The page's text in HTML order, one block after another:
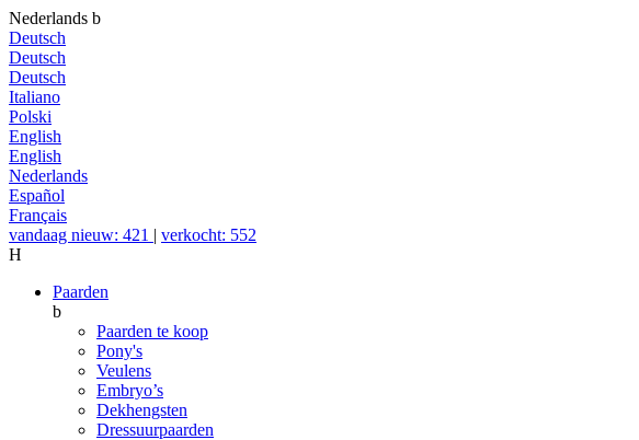
Nederlands b
Deutsch
Deutsch
Deutsch
Italiano
Polski
English
English
Nederlands
Español
Français
vandaag nieuw: 421 | verkocht: 552
H
Paarden
b
Paarden te koop
Pony's
Veulens
Embryo’s
Dekhengsten
Dressuurpaarden